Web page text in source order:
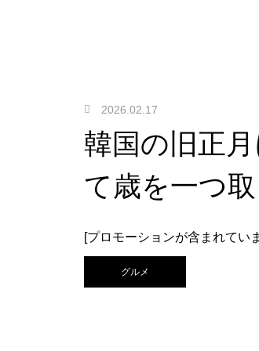
2026.02.17
韓国の旧正
て歳を一つ
[プロモーションが含まれてい
グルメ